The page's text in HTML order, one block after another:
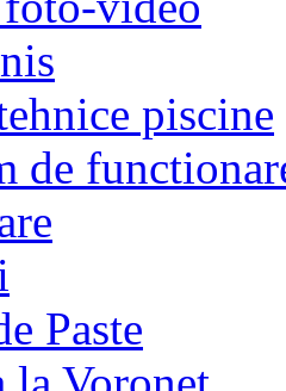
piscine
de
Paste